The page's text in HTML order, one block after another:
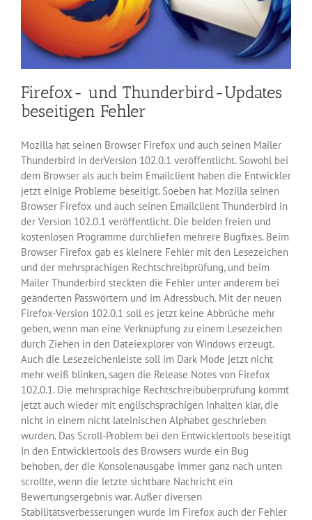
Firefox- und Thunderbird-Updates
beseitigen Fehler
Mozilla hat seinen Browser Firefox und auch seinen Mailer
Thunderbird in derVersion 102.0.1 veröffentlicht. Sowohl bei
dem Browser als auch beim Emailclient haben die Entwickler
jetzt einige Probleme beseitigt. Soeben hat Mozilla seinen
Browser Firefox und auch seinen Emailclient Thunderbird in
der Version 102.0.1 veröffentlicht. Die beiden freien und
kostenlosen Programme durchliefen mehrere Bugfixes. Beim
Browser Firefox gab es kleinere Fehler mit den Lesezeichen
und der mehrsprachigen Rechtschreibprüfung, und beim
Mailer Thunderbird steckten die Fehler unter anderem bei
geänderten Passwörtern und im Adressbuch. Mit der neuen
Firefox-Version 102.0.1 soll es jetzt keine Abbrüche mehr
geben, wenn man eine Verknüpfung zu einem Lesezeichen
durch Ziehen in den Dateiexplorer von Windows erzeugt.
Auch die Lesezeichenleiste soll im Dark Mode jetzt nicht
mehr weiß blinken, sagen die Release Notes von Firefox
102.0.1. Die mehrsprachige Rechtschreibüberprüfung kommt
jetzt auch wieder mit englischsprachigen Inhalten klar, die
nicht in einem nicht lateinischen Alphabet geschrieben
wurden. Das Scroll-Problem bei den Entwicklertools beseitigt
In den Entwicklertools des Browsers wurde ein Bug
behoben, der die Konsolenausgabe immer ganz nach unten
scrollte, wenn die letzte sichtbare Nachricht ein
Bewertungsergebnis war. Außer diversen
Stabilitätsverbesserungen wurde im Firefox auch der Fehler